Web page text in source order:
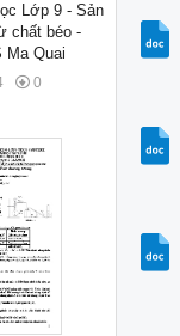
Lớp 9 - Sản
chất béo -
Ma Quai
0